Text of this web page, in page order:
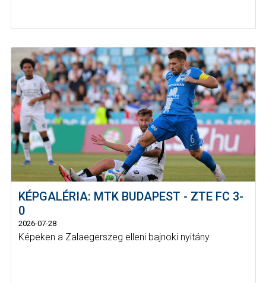
KÉPGALÉRIA: MTK BUDAPEST - ZTE FC 3-
0
2026-07-28
Képeken a Zalaegerszeg elleni bajnoki nyitány.